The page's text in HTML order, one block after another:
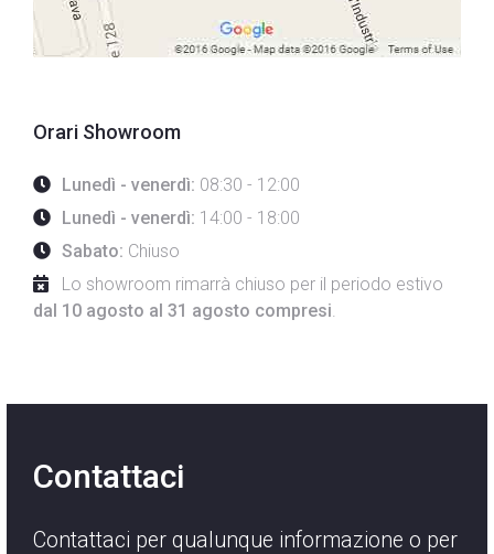
Orari Showroom
Lunedì - venerdì: 08:30 - 12:00
Lunedì - venerdì: 14:00 - 18:00
Sabato: Chiuso
Lo showroom rimarrà chiuso per il periodo estivo
dal 10 agosto al 31 agosto compresi.
Contattaci
Contattaci per qualunque informazione o per